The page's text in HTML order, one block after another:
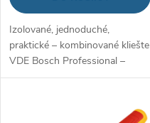
u
k
u
k
t
Izolované, jednoduché,
praktické – kombinované kliešte
VDE Bosch Professional –
180 mm